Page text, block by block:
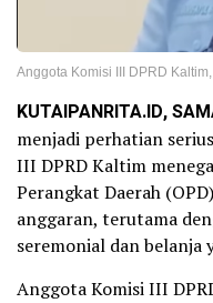
Anggota Komisi III DPRD
KUTAIPANRITA.ID,
menjadi perhatian
III DPRD Kaltim
Perangkat Daerah
anggaran, terutama
seremonial dan belanja
Anggota Komisi III